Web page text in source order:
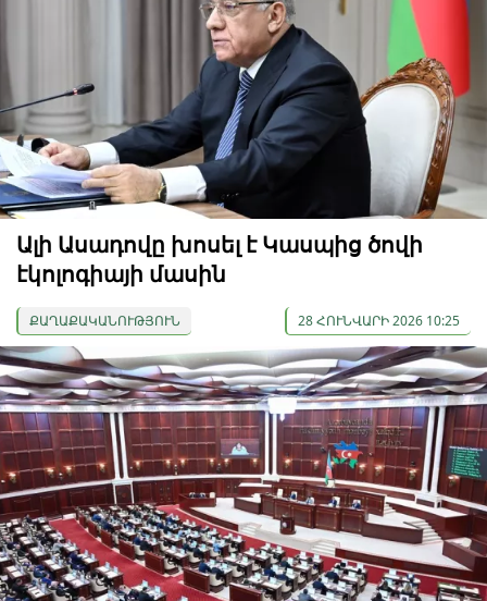
Ալի Ասադովը խոսել է Կասպից ծովի
էկոլոգիայի մասին
ՔԱՂԱՔԱԿԱՆՈՒԹՅՈՒՆ 28 ՀՈՒՆՎԱՐԻ 2026 10:25